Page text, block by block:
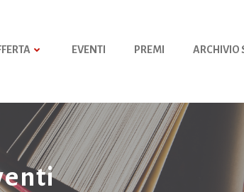
EVENTI PREMI ARCHIVIO